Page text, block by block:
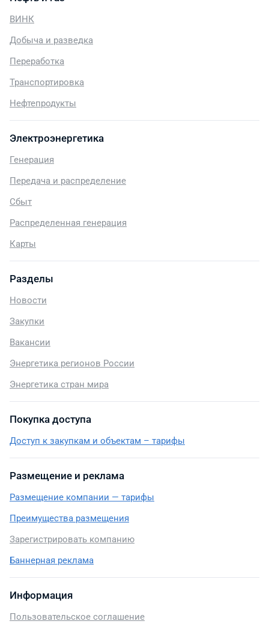
ВИНК
Добыча и разведка
Переработка
Транспортировка
Нефтепродукты
Электроэнергетика
Генерация
Передача и распределение
Сбыт
Распределенная генерация
Карты
Разделы
Новости
Закупки
Вакансии
Энергетика регионов России
Энергетика стран мира
Покупка доступа
Доступ к закупкам и объектам – тарифы
Размещение и реклама
Размещение компании — тарифы
Преимущества размещения
Зарегистрировать компанию
Баннерная реклама
Информация
Пользовательское соглашение